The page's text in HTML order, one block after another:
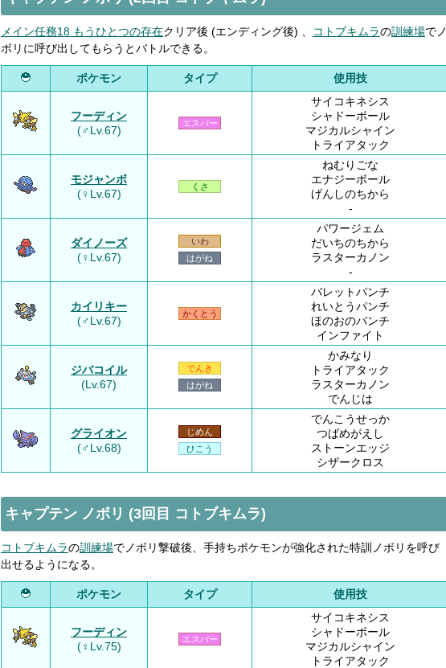
メイン任務18 もうひとつの存在クリア後 (エンディング後) 、 コトブキムラの訓練場でノ
ボリに呼び出してもらうとバトルできる。
ポケモン タイプ 使用技
フーディン
(♂Lv.67)
エスパー
サイコキネシス
シャドーボール
マジカルシャイン
トライアタック
モジャンボ
(♀Lv.67)
くさ
ねむりごな
エナジーボール
げんしのちから
-
ダイノーズ
(♀Lv.67)
いわ
はがね
パワージェム
だいちのちから
ラスターカノン
-
カイリキー
(♂Lv.67)
かくとう
バレットパンチ
れいとうパンチ
ほのおのパンチ
インファイト
ジバコイル
(Lv.67)
でんき
はがね
かみなり
トライアタック
ラスターカノン
でんじは
グライオン
(♂Lv.68)
じめん
ひこう
でんこうせっか
つばめがえし
ストーンエッジ
シザークロス
キャプテン ノボリ (3回目 コトブキムラ)
コトブキムラの訓練場でノボリ撃破後、手持ちポケモンが強化された特訓ノボリを呼び
出せるようになる。
ポケモン タイプ 使用技
フーディン
(♀Lv.75)
エスパー
サイコキネシス
シャドーボール
マジカルシャイン
トライアタック